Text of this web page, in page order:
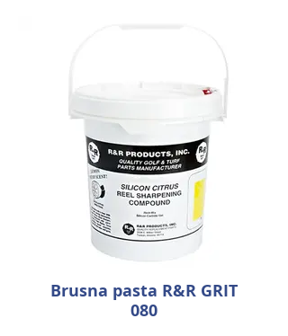
Brusna pasta R&R GRIT
080